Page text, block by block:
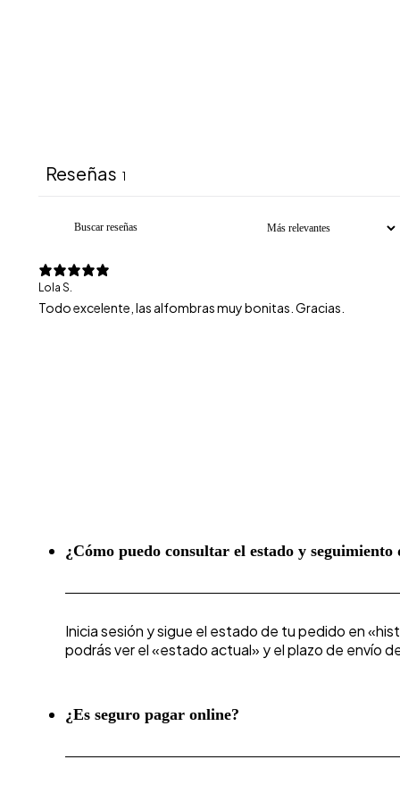
Reseñas 1
Lola S.
Todo excelente, las alfombras muy bonitas. Gracias.
¿Cómo puedo consultar el estado y seguimiento
Inicia sesión y sigue el estado de tu pedido en
podrás ver el «estado actual» y el plazo de envío
¿Es seguro pagar online?